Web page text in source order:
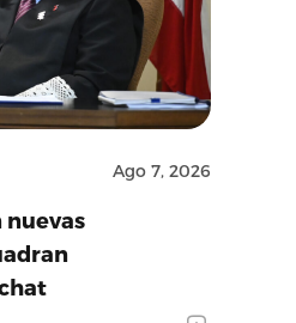
Ago 7, 2026
nuevas